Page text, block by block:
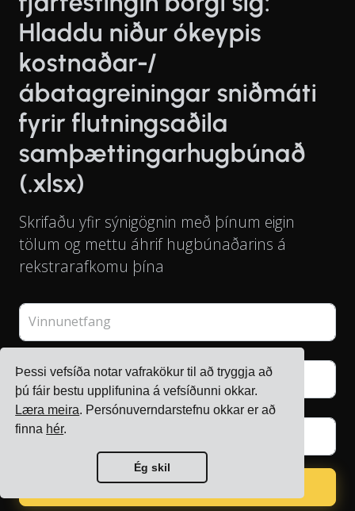
Þessi vefsíða notar vafrakökur til að tryggja að
þú fáir bestu upplifunina á vefsíðunni okkar.
Læra meira. Persónuverndarstefnu okkar er að
finna hér.
Ég skil
Hladdu niður ókeypis
kostnaðar-/
ábatagreiningar sniðmáti
fyrir flutningsaðila
samþættingarhugbúnað
(.xlsx)
Skrifaðu yfir sýnigögnin með þínum eigin
tölum og mettu áhrif hugbúnaðarins á
rekstrarafkomu þína
Vinnunetfang
Fullt nafn
Nafn fyrirtækis